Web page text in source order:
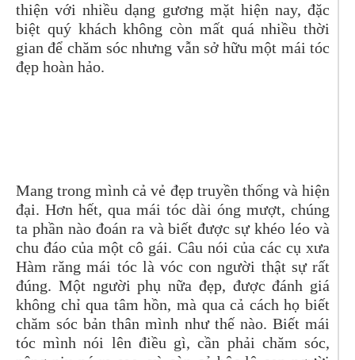
thiện với nhiều dạng gương mặt hiện nay, đặc
biệt quý khách không còn mất quá nhiều thời
gian để chăm sóc nhưng vẫn sở hữu một mái tóc
đẹp hoàn hảo.
Mang trong mình cả vẻ đẹp truyền thống và hiện
đại. Hơn hết, qua mái tóc dài óng mượt, chúng
ta phần nào đoán ra và biết được sự khéo léo và
chu đáo của một cô gái. Câu nói của các cụ xưa
Hàm răng mái tóc là vóc con người thật sự rất
đúng. Một người phụ nữa đẹp, được đánh giá
không chỉ qua tâm hồn, mà qua cả cách họ biết
chăm sóc bản thân mình như thế nào. Biết mái
tóc mình nói lên điều gì, cần phải chăm sóc,